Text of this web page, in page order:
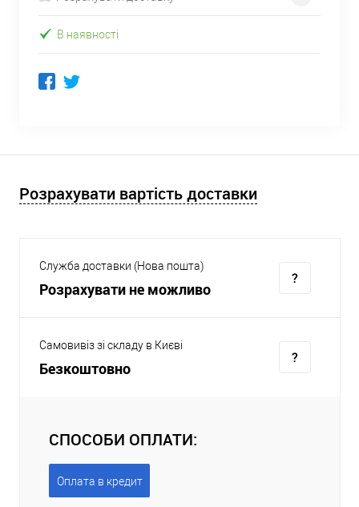
В наявності
Розрахувати вартість доставки
Служба доставки (Нова пошта)
Розрахувати не можливо
Самовивіз зі складу в Києві
Безкоштовно
СПОСОБИ ОПЛАТИ:
Оплата в кредит